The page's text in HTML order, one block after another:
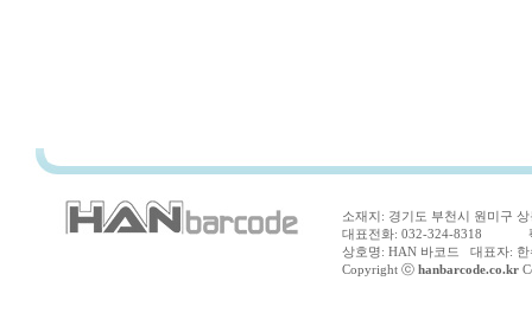
소재지: 경기도 부천시 원미구
대표전화: 032-324-8318 팩
상호명: HAN 바코드 대표자:
Copyright ⓒ hanbarcode.co.kr